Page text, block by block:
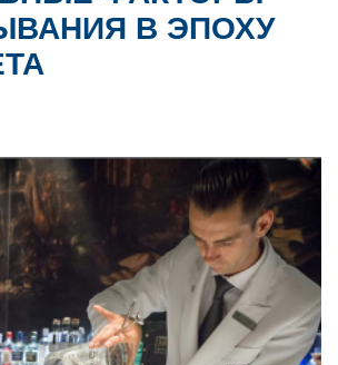
В ЭПОХУ